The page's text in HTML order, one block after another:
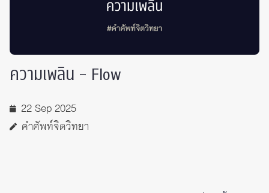
ความเพลิน – Flow
22 Sep 2025
คำศัพท์จิตวิทยา